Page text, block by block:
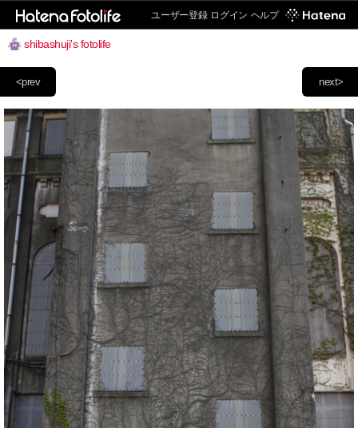
ユーザー登録 ログイン ヘルプ
shibashuji's fotolife
next>
<prev